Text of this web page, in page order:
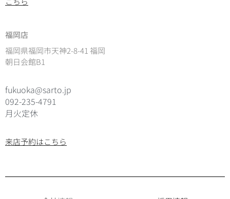
福岡店
福岡県福岡市天神2-8-41 福岡
朝日会館B1
fukuoka@sarto.jp
092-235-4791
月火定休
来店予約はこちら